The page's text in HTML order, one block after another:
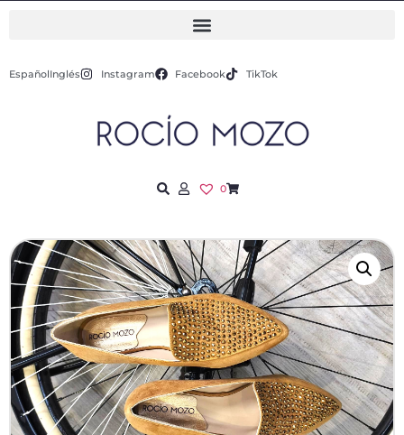
EspañolInglés Instagram Facebook TikTok
0